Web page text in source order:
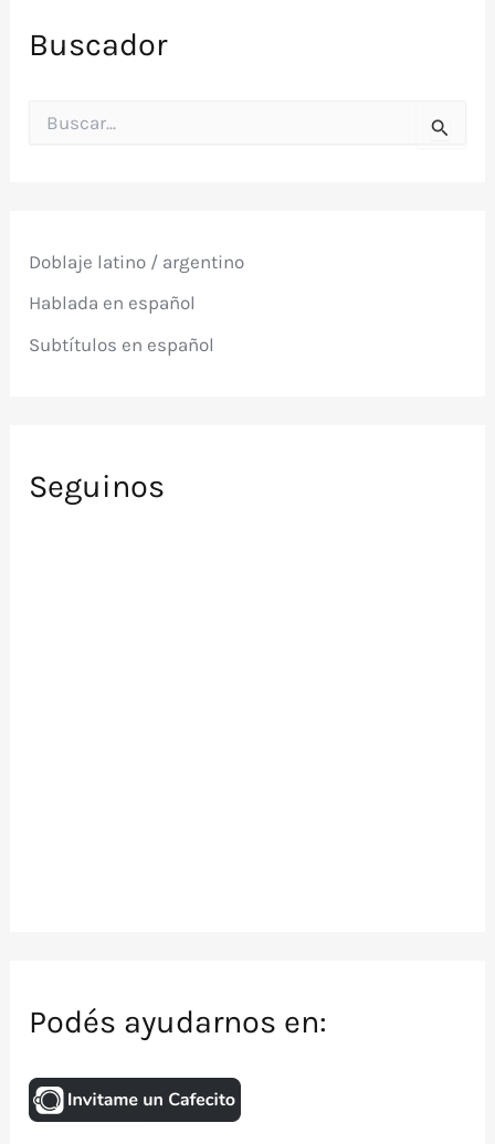
Buscador
o
:
Doblaje latino / argentino
Hablada en español
Subtítulos en español
Seguinos
Podés ayudarnos en: